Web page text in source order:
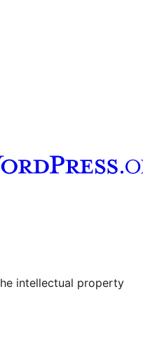
de YouTube
Tumblr account
intellectual property